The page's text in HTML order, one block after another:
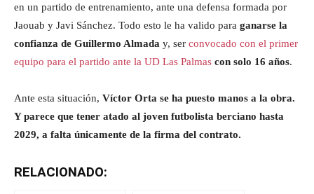
en un partido de entrenamiento, ante una defensa formada por
Jaouab y Javi Sánchez. Todo esto le ha valido para ganarse la
confianza de Guillermo Almada y, ser convocado con el primer
equipo para el partido ante la UD Las Palmas con solo 16 años.
Ante esta situación, Víctor Orta se ha puesto manos a la obra.
Y parece que tener atado al joven futbolista berciano hasta
2029, a falta únicamente de la firma del contrato.
RELACIONADO: